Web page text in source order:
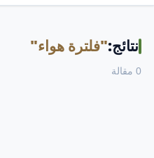
نتائج:"فلترة هواء"
0 مقالة